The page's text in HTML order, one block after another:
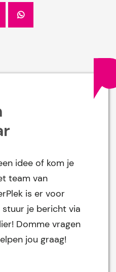
idee of kom je
team van
is er voor
je bericht via
Domme vragen
jou graag!